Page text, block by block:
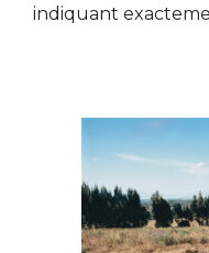
indiquant